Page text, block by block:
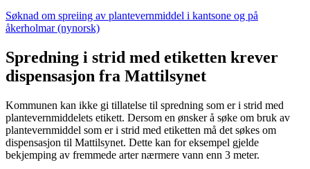
Søknad om spreiing av plantevernmiddel i kantsone og på
åkerholmar (nynorsk)
Spredning i strid med etiketten krever
dispensasjon fra Mattilsynet
Kommunen kan ikke gi tillatelse til spredning som er i strid med
plantevernmiddelets etikett. Dersom en ønsker å søke om bruk av
plantevernmiddel som er i strid med etiketten må det søkes om
dispensasjon til Mattilsynet. Dette kan for eksempel gjelde
bekjemping av fremmede arter nærmere vann enn 3 meter.